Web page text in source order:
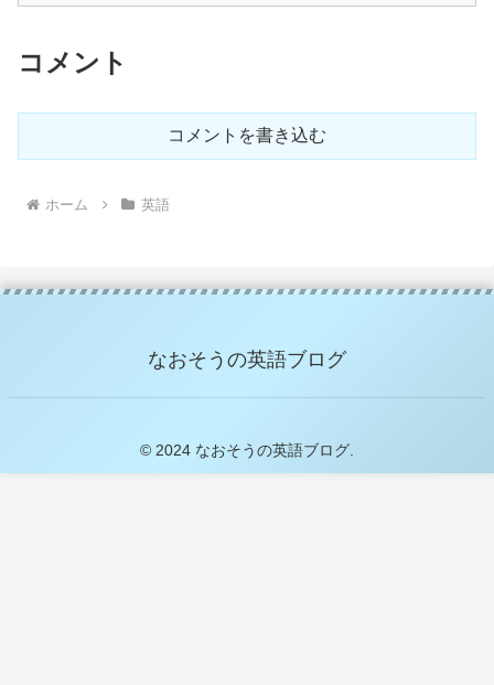
コメント
コメントを書き込む
ホーム 英語
なおそうの英語ブログ
© 2024 なおそうの英語ブログ.